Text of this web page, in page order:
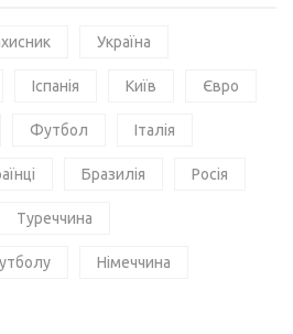
Україна
Іспанія Київ Євро
Футбол Італія
Бразилія Росія
Туреччина
Німеччина